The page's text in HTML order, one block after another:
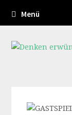
Menü